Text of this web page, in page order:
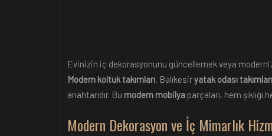
Evinizin iç dekorasyonunu güncellemek veya
Modern koltuk takımları, Balıkesiryatak odası takımları
anahtarıdır. Bu modern mobilya parçaları, hem
Modern Dekorasyon ve İç Mimarlık